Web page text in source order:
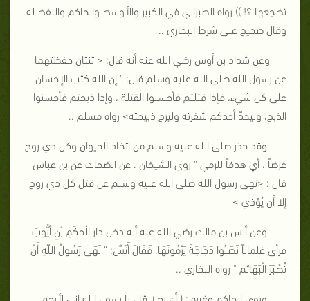
تضجعها ؟! )) رواه الطبراني في الكبير والأوسط والحاكم واللفظ له
وقال صحيح على شرط البخاري ..
وعن شداد بن أوس رضي الله عنه أنه قال: < ثنتان حفظتهما
عن رسول الله صلى الله عليه وسلم قال: " إن الله كتب الإحسان
على كل شيء، فإذا قتلتم فأحسنوا القتلة ، وإذا ذبحتم فأحسنوا
الذبح، وليحدّ أحدكم شفرته وليرح ذبيحته> رواه مسلم ..
وقد حذر صلى الله عليه وسلم من اتخاذ الحيوان وكل ذي روح
غرضاً ، أي هدفاً للرمي " روى الشيخان . عن الضحاك عن بن عباس
قال : <نهى رسول الله صلى الله عليه وسلم عن قتل كل ذي روح
إلا أن يُؤذي >
وعن أنس بن مالك رضي الله عنه أنه دخل دَارَ الْحَكَمِ بْنِ أَيُّوبَ
فرأى غلماناً نَصَبُوا دَجَاجَةً يَرْمُونَهَا. فَقَالَ أَنَسٌ: " نَهَى رَسُولُ اللّهِ أَنْ
تُصْبَرَ الْبَهَائم " رواه البخاري ..
وروى الحاكم وغيره : ( أن رجلا قال يا رسول الله إني لأرحم